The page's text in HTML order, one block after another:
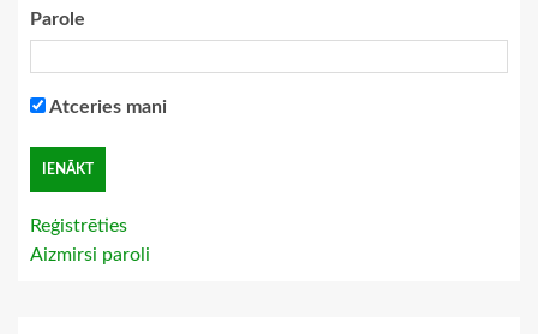
Parole
Atceries mani
Reģistrēties
Aizmirsi paroli